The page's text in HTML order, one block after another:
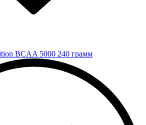
BCAA 5000 240 грамм